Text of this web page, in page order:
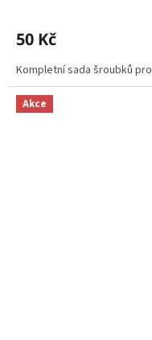
50 Kč
Kompletní sada šroubků
Akce